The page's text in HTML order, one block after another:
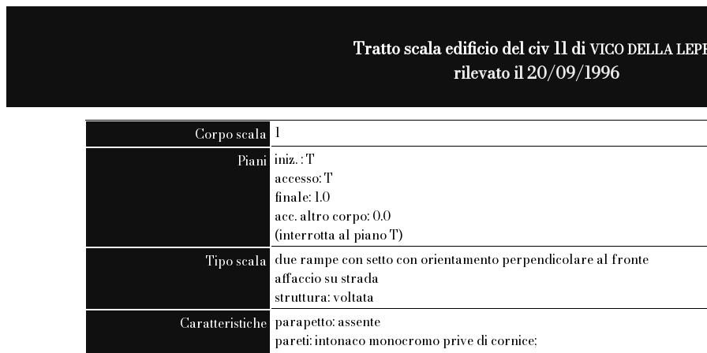
Tratto scala edificio del civ 11 diVICO DELLA
rilevato il 20/09/1996
Corpo scala 1
Piani iniz. : T
accesso: T
finale: 1.0
acc. altro corpo: 0.0
(interrotta al piano T)
Tipo scala due rampe con setto con orientamento perpendicolare al fronte
affaccio su strada
struttura: voltata
Caratteristiche parapetto: assente
pareti: intonaco monocromo prive di cornice;